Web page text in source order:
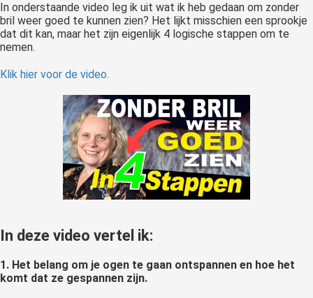
In onderstaande video leg ik uit wat ik heb gedaan om zonder
bril weer goed te kunnen zien? Het lijkt misschien een sprookje
dat dit kan, maar het zijn eigenlijk 4 logische stappen om te
nemen.
Klik hier voor de video.
In deze video vertel ik:
1. Het belang om je ogen te gaan ontspannen en hoe het
komt dat ze gespannen zijn.